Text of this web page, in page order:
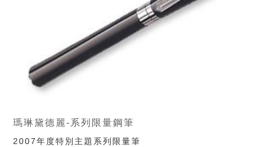
瑪琳黛德麗-系列限量鋼筆
2007年度特別主題系列限量筆